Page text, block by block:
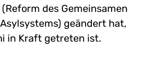
des Gemeinsamen
geändert hat,
in Kraft getreten ist.